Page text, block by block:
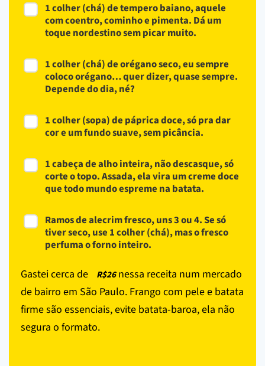
1 colher (chá) de tempero baiano, aquele
com coentro, cominho e pimenta. Dá um
toque nordestino sem picar muito.
1 colher (chá) de orégano seco, eu sempre
coloco orégano… quer dizer, quase sempre.
Depende do dia, né?
1 colher (sopa) de páprica doce, só pra dar
cor e um fundo suave, sem picância.
1 cabeça de alho inteira, não descasque, só
corte o topo. Assada, ela vira um creme doce
que todo mundo espreme na batata.
Ramos de alecrim fresco, uns 3 ou 4. Se só
tiver seco, use 1 colher (chá), mas o fresco
perfuma o forno inteiro.
Gastei cerca de R$26nessa receita num mercado
de bairro em São Paulo. Frango com pele e batata
firme são essenciais, evite batata-baroa, ela não
segura o formato.